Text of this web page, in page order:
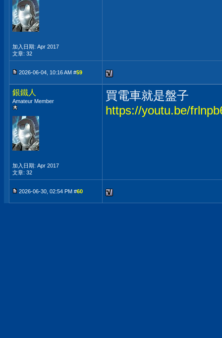
加入日期: Apr 2017
文章: 32
2026-06-04, 10:16 AM #59
銀鐵人
Amateur Member
加入日期: Apr 2017
文章: 32
買電車就是盤子
https://youtu.be/
2026-06-30, 02:54 PM #60